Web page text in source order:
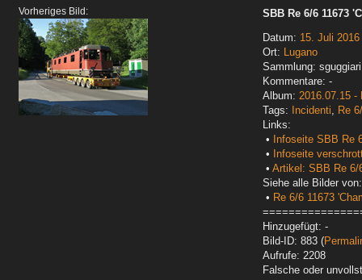
Vorheriges Bild:
SBB Re 6/6 11673
Datum: 15. Juli 2016
Ort: Lugano
Sammlung:
Kommentare: -
Album: 2016.07.15 -
Tags:
Incidenti, Re
Links:
•
Infoseite SBB Re
•
Infoseite
• Artikel: SBB Re 6/
Siehe alle Bilder von:
• Re 6/6 11673
Hinzugefügt: -
Bild-ID: 883 (
Aufrufe: 2208
Falsche oder